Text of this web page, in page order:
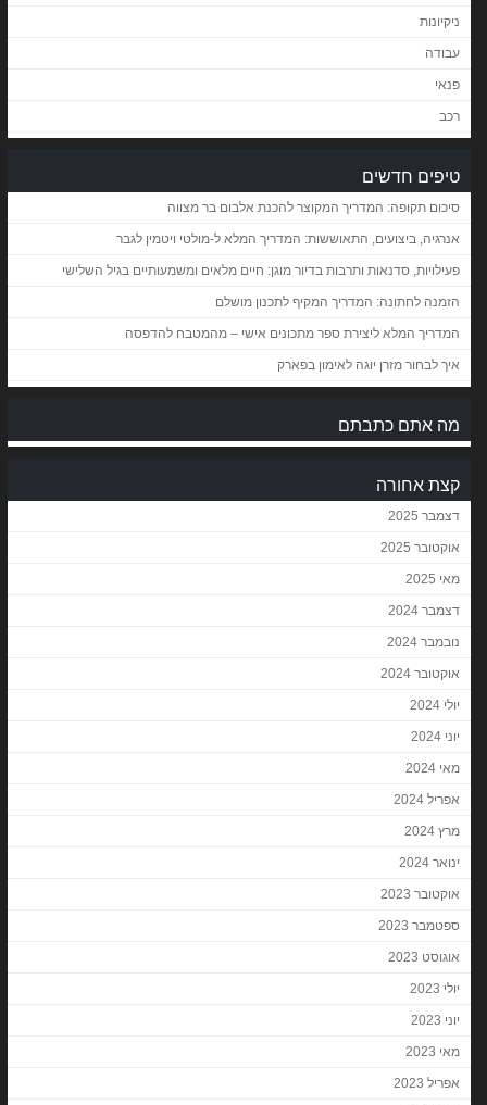
ניקיונות
עבודה
פנאי
רכב
טיפים חדשים
סיכום תקופה: המדריך המקוצר להכנת אלבום בר מצווה
אנרגיה, ביצועים, התאוששות: המדריך המלא ל-מולטי ויטמין לגבר
פעילויות, סדנאות ותרבות בדיור מוגן: חיים מלאים ומשמעותיים בגיל השלישי
הזמנה לחתונה: המדריך המקיף לתכנון מושלם
המדריך המלא ליצירת ספר מתכונים אישי – מהמטבח להדפסה
איך לבחור מזרן יוגה לאימון בפארק
מה אתם כתבתם
קצת אחורה
דצמבר 2025
אוקטובר 2025
מאי 2025
דצמבר 2024
נובמבר 2024
אוקטובר 2024
יולי 2024
יוני 2024
מאי 2024
אפריל 2024
מרץ 2024
ינואר 2024
אוקטובר 2023
ספטמבר 2023
אוגוסט 2023
יולי 2023
יוני 2023
מאי 2023
אפריל 2023